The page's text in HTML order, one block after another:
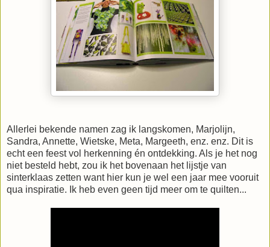
Allerlei bekende namen zag ik langskomen, Marjolijn,
Sandra, Annette, Wietske, Meta, Margeeth, enz. enz. Dit is
echt een feest vol herkenning én ontdekking. Als je het nog
niet besteld hebt, zou ik het bovenaan het lijstje van
sinterklaas zetten want hier kun je wel een jaar mee vooruit
qua inspiratie. Ik heb even geen tijd meer om te quilten...